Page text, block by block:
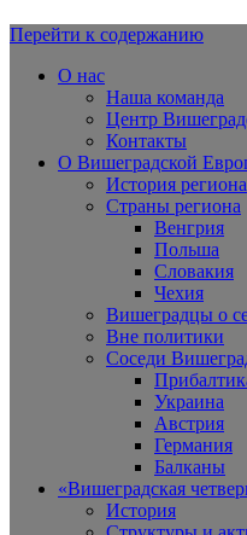
Перейти к содержанию
О нас
Наша команда
Центр
Контакты
О Вишеградской
История региона
Страны региона
Венгрия
Польша
Словакия
Чехия
Вишеградцы о
Вне политики
Соседи
Украина
Австрия
Германия
Балканы
«Вишеградская
История